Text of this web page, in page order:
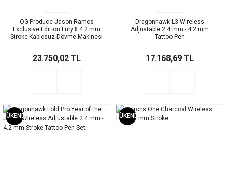
OG Produce Jason Ramos
Exclusive Edition Fury Ⅱ 4.2 mm
Stroke Kablosuz Dövme Makinesi
23.750,02 TL
Dragonhawk L3 Wireless
Adjustable 2.4 mm - 4.2 mm
Tattoo Pen
17.168,69 TL
TÜKENDİ TÜKENDİ